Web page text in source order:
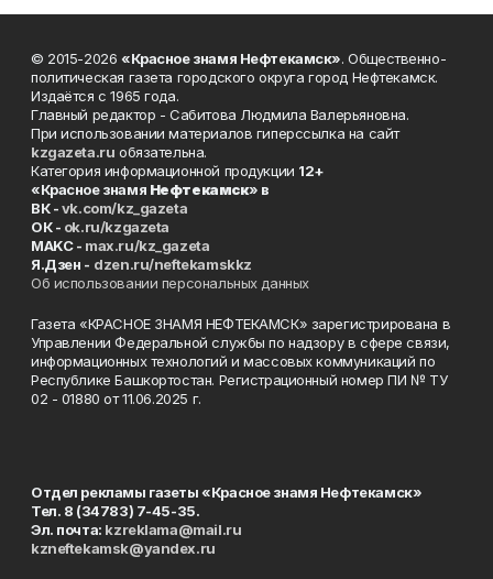
© 2015-2026 «Красное знамя Нефтекамск». Общественно-
политическая газета городского округа город Нефтекамск.
Издаётся с 1965 года.
Главный редактор - Сабитова Людмила Валерьяновна.
При использовании материалов гиперссылка на сайт
kzgazeta.ru обязательна.
Категория информационной продукции 12+
«Красное знамя Нефтекамск» в
ВК -vk.com/kz_gazeta
ОК - ok.ru/kzgazeta
MAKC - max.ru/kz_gazeta
Я.Дзен - dzen.ru/neftekamskkz
Об использовании персональных данных
Газета «КРАСНОЕ ЗНАМЯ НЕФТЕКАМСК» зарегистрирована в
Управлении Федеральной службы по надзору в сфере связи,
информационных технологий и массовых коммуникаций по
Республике Башкортостан. Регистрационный номер ПИ № ТУ
02 - 01880 от 11.06.2025 г.
Отдел рекламы газеты «Красное знамя Нефтекамск»
Тел. 8 (34783) 7-45-35.
Эл. почта: kzreklama@mail.ru
kzneftekamsk@yandex.ru